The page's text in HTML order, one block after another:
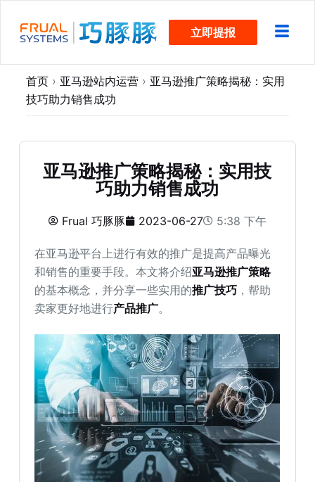
过
立即提报
首页 › 亚马逊站内运营 › 亚马逊推广策略揭秘：实用
技巧助力销售成功
亚马逊推广策略揭秘：实用技
巧助力销售成功
Frual 巧豚豚 2023-06-27 5:38 下午
在亚马逊平台上进行有效的推广是提高产品曝光
和销售的重要手段。本文将介绍亚马逊推广策略
的基本概念，并分享一些实用的推广技巧 ，帮助
卖家更好地进行产品推广。